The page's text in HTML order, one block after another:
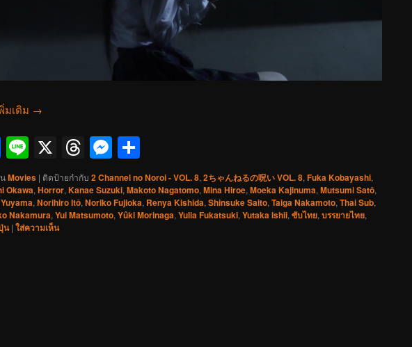
มเติม →
Facebook
Line
X Threads
Messenger
Movies | ติดป้ายกำกับ 2 Channel no Noroi - VOL. 8, 2ちゃんねるの呪い VOL. 8, Fuka Kobayashi,
Okawa, Horror, Kanae Suzuki, Makoto Nagatomo, Mina Hiroe, Moeka Kajinuma, Mutsumi Satô,
, Norihiro Itô, Noriko Fujioka, Renya Kishida, Shinsuke Saito, Taiga Nakamoto, Thai Sub,
Nakamura, Yui Matsumoto, Yûki Morinaga, Yulia Fukatsuki, Yutaka Ishii, ซับไทย, บรรยายไทย,
น | ใส่ความเห็น